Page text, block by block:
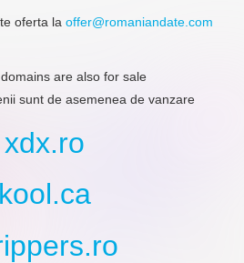
oferta la
are also for sale
sunt de asemenea de vanzare
xdx.ro
kool.ca